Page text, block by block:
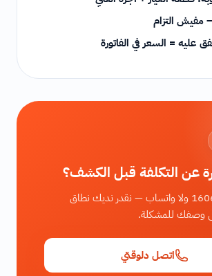
مفيش التزام
عليه = السعر في الفاتورة
عن التكلفة قبل الكشف؟
اطلبنا على 16062 ولا واتساب — نقدر نديك نطاق
وصفك للمشكلة.
اتصل دلوقتي